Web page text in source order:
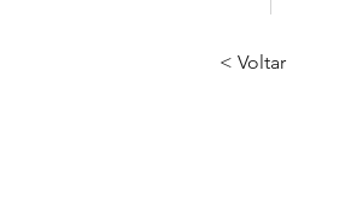
< Voltar